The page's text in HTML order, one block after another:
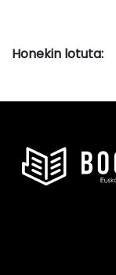
Honekin lotuta: